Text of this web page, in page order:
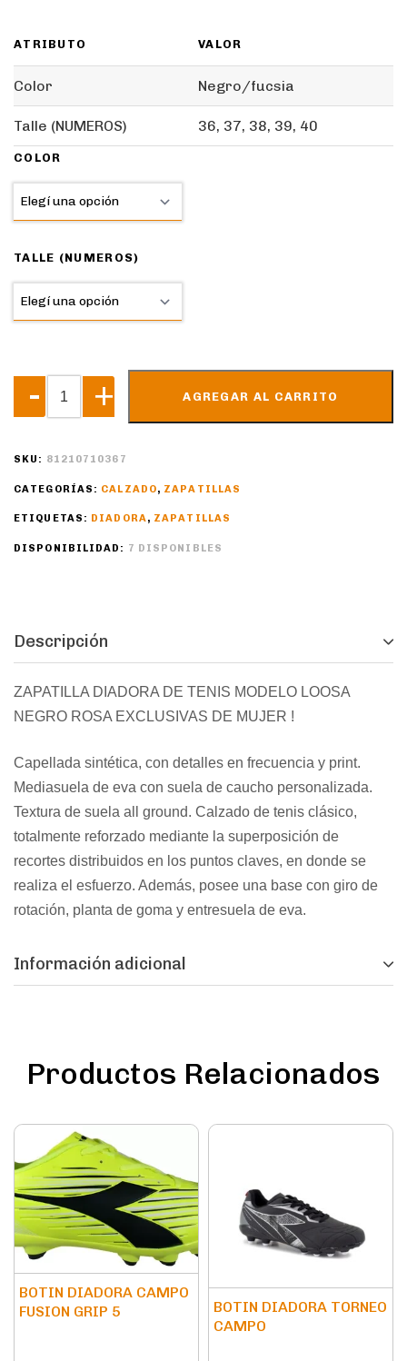
ATRIBUTO VALOR
Color Negro/fucsia
Talle (NUMEROS) 36, 37, 38, 39, 40
COLOR
TALLE (NUMEROS)
AGREGAR AL CARRITO
SKU: 81210710367
CATEGORÍAS: CALZADO, ZAPATILLAS
ETIQUETAS: DIADORA, ZAPATILLAS
DISPONIBILIDAD: 7 DISPONIBLES
Descripción
ZAPATILLA DIADORA DE TENIS MODELO LOOSA
NEGRO ROSA EXCLUSIVAS DE MUJER !
Capellada sintética, con detalles en frecuencia y print.
Mediasuela de eva con suela de caucho personalizada.
Textura de suela all ground. Calzado de tenis clásico,
totalmente reforzado mediante la superposición de
recortes distribuidos en los puntos claves, en donde se
realiza el esfuerzo. Además, posee una base con giro de
rotación, planta de goma y entresuela de eva.
Información adicional
Productos Relacionados
BOTIN DIADORA CAMPO
FUSION GRIP 5
BOTIN DIADORA TORNEO
CAMPO